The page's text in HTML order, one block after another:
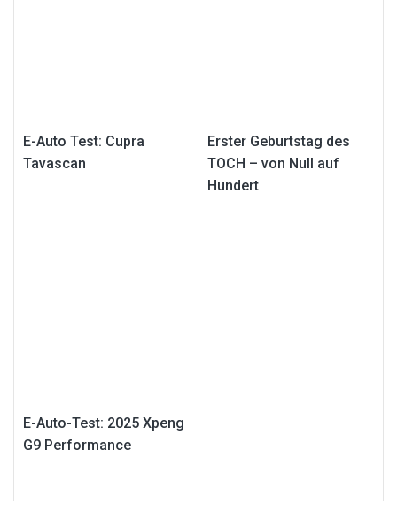
E-Auto Test: Cupra
Tavascan
Erster Geburtstag des
TOCH – von Null auf
Hundert
E-Auto-Test: 2025 Xpeng
G9 Performance